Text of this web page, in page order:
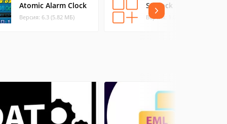
Atomic Alarm Clock
Версия: 6.3 (5.82 МБ)
SSClock
Версия: 1.0 (0.02 МБ)